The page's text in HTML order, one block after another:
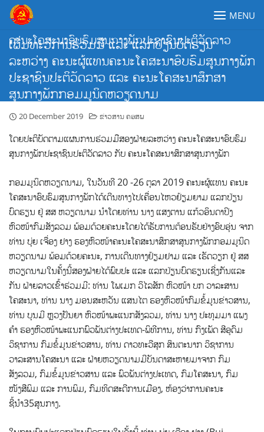
Skip
content
ຄະນະໂຄສະນາອົບຮົມສູນກາງພັກປະຊາຊົນປະຕິວັດລາວ
MENU
ເພີ່ມທະວີການຮ່ວມມື ແລະ ແລກປ່ຽນບົດຮຽນ
ລະຫວ່າງ ຄະນະຜູ້ແທນຄະນະໂຄສະນາອົບຮົມສູນກາງພັກ
ປະຊາຊົນປະຕິວັດລາວ ແລະ ຄະນະໂຄສະນາສຶກສາ
ສູນກາງພັກກອມມູນິດຫວຽດນາມ
20 December 2019 ຂ່າວສານ ຄອສພ
ໂດຍປະຕິບັດຕາມແຜນການຮ່ວມມືສອງຝ່າຍລະຫວ່າງ ຄະນະໂຄສະນາອົບຮົມ
ສູນກາງພັກປະຊາຊົນປະຕິວັດລາວ ກັບ ຄະນະໂຄສະນາສຶກສາສູນກາງພັກ
ກອມມູນິດຫວຽດນາມ, ໃນວັນທີ 20 -26 ຕຸລາ 2019 ຄະນະຜູ້ແທນ ຄະນະ
ໂຄສະນາອົບຮົມສູນກາງພັກໄດ້ເດີນທາງໄປເຄື່ອນໄຫວຢ້ຽມຍາມ ແລກປ່ຽນ
ບົດຮຽນ ຢູ່ ສສ ຫວຽດນາມ ນຳໂດຍທ່ານ ນາງ ແສງຕານ ແກ້ວອິນດາປິງ
ຫົວໜ້າກົມສັງລວມ ພ້ອມດ້ວຍຄະນະໂດຍໄດ້ຮັບການຕ້ອນຮັບຢ່າງອົບອຸ່ນ ຈາກ
ທ່ານ ບຸ່ຍ ເຈື່ອງ ຢາງ ຮອງຫົວໜ້າຄະນະໂຄສະນາສຶກສາສູນກາງພັກກອມມູນິດ
ຫວຽດນາມ ພ້ອມດ້ວຍຄະນະ, ການເດີນທາງຢ້ຽມຢາມ ແລະ ເຮັດວຽກ ຢູ່ ສສ
ຫວຽດນາມໃນຄັ້ງນີ້ສອງຝ່າຍໄດ້ພົບປະ ແລະ ແລກປ່ຽນບົດຮຽນເຊີ່ງກັນແລະ
ກັນ ຝ່າຍລາວເຂົ້າຮ່ວມມີ: ທ່ານ ໂພເມກ ວິໄລສັກ ຫົວໜ້າ ບກ ວາລະສານ
ໂຄສະນາ, ທ່ານ ນາງ ມອນສະຫວັນ ແສນໄຕ ຮອງຫົວໜ້າກົມຂໍ້ມູນຂ່າວສານ,
ທ່ານ ບຸນມີ ຫຼວງປັນຍາ ຫົວໜ້າພະແນກສັງລວມ, ທ່ານ ນາງ ປະທຸມມາ ແພງ
ຄໍາ ຮອງຫົວໜ້າພະແນກພົວພັນຕ່າງປະເທດ-ພິທີການ, ທ່ານ ກົງເພັດ ສີອຸດົມ
ວິຊາການ ກົມຂໍ້ມູນຂ່າວສານ, ທ່ານ ດາວທະວີສຸກ ສິນຕະນາກ ວິຊາການ
ວາລະສານໂຄສະນາ ແລະ ຝ່າຍຫວຽດນາມມີບັນດາສະຫາຍມາຈາກ ກົມ
ສັງລວມ, ກົມຂໍ້ມູນຂ່າວສານ ແລະ ພົວພັນຕ່າງປະເທດ, ກົມໂຄສະນາ, ກົມ
ໜັງສືພິມ ແລະ ການພິມ, ກົມທິດສະດີການເມືອງ, ຫ້ອງວ່າການຄະນະ
ຊີ້ນຳ35ສູນກາງ.